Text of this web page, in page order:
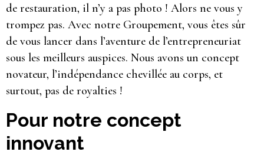
de restauration, il n’y a pas photo ! Alors ne vous y
trompez pas. Avec notre Groupement, vous êtes sûr
de vous lancer dans l’aventure de l’entrepreneuriat
sous les meilleurs auspices. Nous avons un concept
novateur, l’indépendance chevillée au corps, et
surtout, pas de royalties !
Pour notre concept
innovant